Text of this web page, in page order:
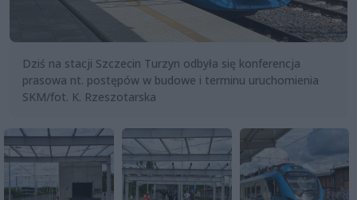
Dziś na stacji Szczecin Turzyn odbyła się konferencja
prasowa nt. postępów w budowe i terminu uruchomienia
SKM/fot. K. Rzeszotarska